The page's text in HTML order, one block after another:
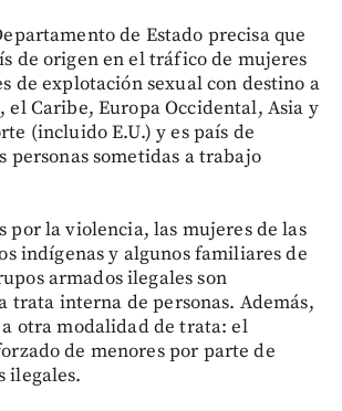
de Estado precisa que
de origen en el tráfico de mujeres
de explotación sexual con destino a
el Caribe, Europa Occidental, Asia y
(incluido E.U.) y es país de
personas sometidas a trabajo
por la violencia, las mujeres de las
indígenas y algunos familiares de
armados ilegales son
trata interna de personas. Además,
a otra modalidad de trata: el
de menores por parte de
ilegales.